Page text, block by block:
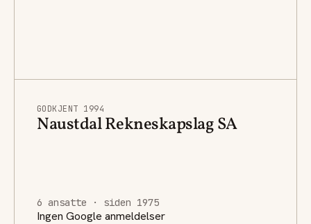
GODKJENT 1994
Naustdal Rekneskapslag SA
6 ansatte · siden 1975
Ingen Google anmeldelser